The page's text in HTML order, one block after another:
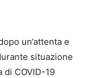
un’attenta e
situazione
di COVID-19